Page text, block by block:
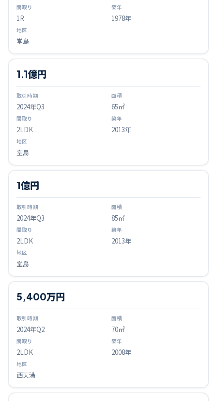
1R 1978年
堂島
2024年Q3
1.1億円
65㎡
2LDK 2013年
堂島
2024年Q3
1億円
85㎡
2LDK 2013年
堂島
2024年Q2
5,400万円
70㎡
2LDK 2008年
西天満